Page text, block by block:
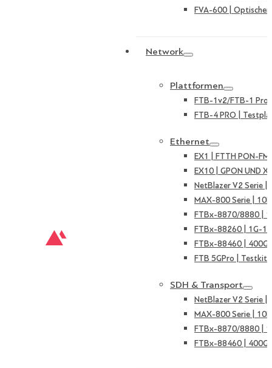
FVA-600 | Optischer
Network
Plattformen
FTB-1v2/FTB-1
FTB-4 PRO |
Ethernet
EX1 | FTTH PON-
EX10 | GPON UND
NetBlazer V2 Serie |
MAX-800 Serie |
FTBx-8870/8880 |
FTBx-88260 | 1G-
FTBx-88460 | 400G
FTB 5GPro | Testkit
SDH & Transport
NetBlazer V2 Serie |
MAX-800 Serie |
FTBx-8870/8880 |
FTBx-88460 | 400G